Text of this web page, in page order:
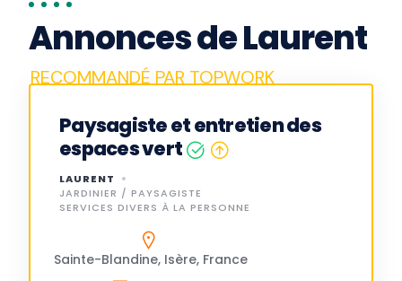
Annonces de Laurent
Paysagiste et entretien des
espaces vert
LAURENT
JARDINIER / PAYSAGISTE
SERVICES DIVERS À LA PERSONNE
Sainte-Blandine, Isère, France